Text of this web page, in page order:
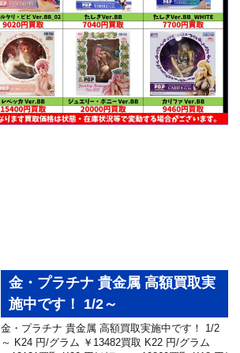
金・プラチナ 貴金属 高額買取実
施中です！ 1/2～
金・プラチナ 貴金属 高額買取実施中です！ 1/2
～ K24 円/グラム ￥13482買取 K22 円/グラム